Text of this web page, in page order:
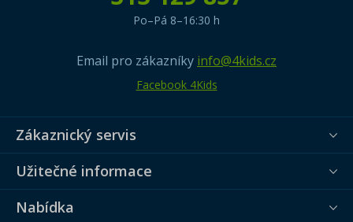
Po–Pá 8–16:30 h
Email pro zákazníky info@4kids.cz
Facebook 4Kids
Zákaznický servis
Užitečné informace
Nabídka